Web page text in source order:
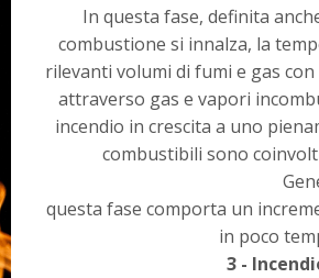
In questa fase, definita
combustione si innalza, la
rilevanti volumi di fumi e gas
attraverso gas e vapori
incendio in crescita a uno
combustibili sono
questa fase comporta un
in poco
3 -